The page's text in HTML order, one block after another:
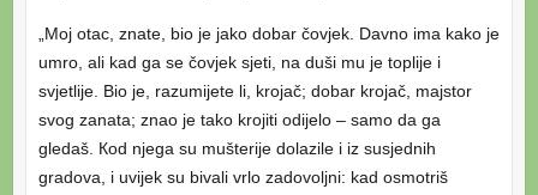
„Moj otac, znate, bio je jako dobar čovjek. Davno ima kako je
umro, ali kad ga se čovjek sjeti, na duši mu je toplije i
svjetlije. Bio je, razumijete li, krojač; dobar krojač, majstor
svog zanata; znao je tako krojiti odijelo – samo da ga
gledaš. Кod njega su mušterije dolazile i iz susjednih
gradova, i uvijek su bivali vrlo zadovoljni: kad osmotriš